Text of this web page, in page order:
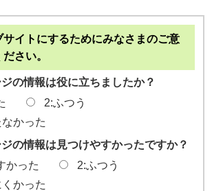
サイトにするためにみなさまのご意
さい。
の情報は役に立ちましたか？
2:ふつう
かった
の情報は見つけやすかったですか？
かった
2:ふつう
かった